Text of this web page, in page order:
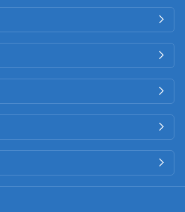




